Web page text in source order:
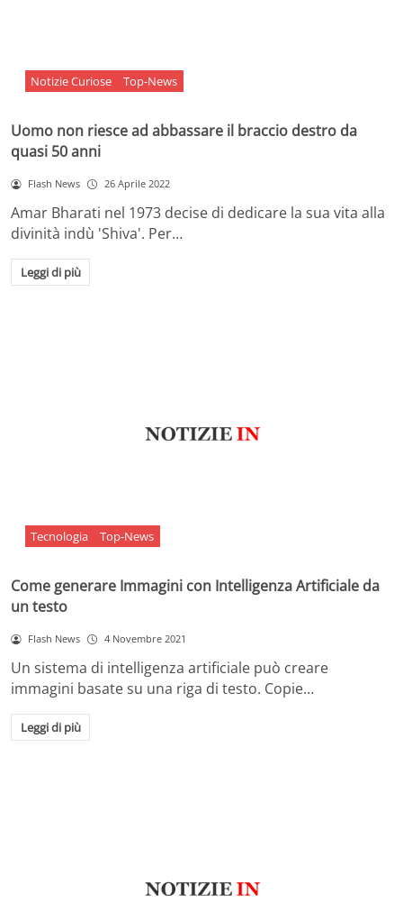
Notizie Curiose Top-News
Uomo non riesce ad abbassare il braccio destro da
quasi 50 anni
Flash News 26 Aprile 2022
Amar Bharati nel 1973 decise di dedicare la sua vita alla
divinità indù 'Shiva'. Per…
Leggi di più
Tecnologia Top-News
Come generare Immagini con Intelligenza Artificiale da
un testo
Flash News 4 Novembre 2021
Un sistema di intelligenza artificiale può creare
immagini basate su una riga di testo. Copie…
Leggi di più